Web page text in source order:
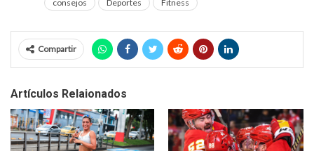
consejos Deportes Fitness
Compartir
Artículos Relaionados